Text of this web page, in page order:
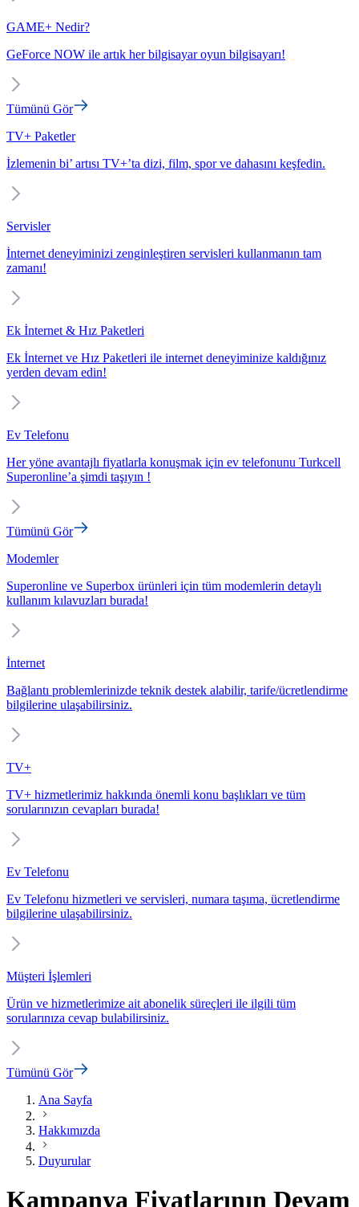
GAME+ Nedir?
GeForce NOW ile artık her bilgisayar oyun bilgisayarı!
Tümünü Gör
TV+ Paketler
İzlemenin bi’ artısı TV+’ta dizi, film, spor ve dahasını keşfedin.
Servisler
İnternet deneyiminizi zenginleştiren servisleri kullanmanın tam
zamanı!
Ek İnternet & Hız Paketleri
Ek İnternet ve Hız Paketleri ile internet deneyiminize kaldığınız
yerden devam edin!
Ev Telefonu
Her yöne avantajlı fiyatlarla konuşmak için ev telefonunu Turkcell
Superonline’a şimdi taşıyın !
Tümünü Gör
Modemler
Superonline ve Superbox ürünleri için tüm modemlerin detaylı
kullanım kılavuzları burada!
İnternet
Bağlantı problemlerinizde teknik destek alabilir, tarife/ücretlendirme
bilgilerine ulaşabilirsiniz.
TV+
TV+ hizmetlerimiz hakkında önemli konu başlıkları ve tüm
sorularınızın cevapları burada!
Ev Telefonu
Ev Telefonu hizmetleri ve servisleri, numara taşıma, ücretlendirme
bilgilerine ulaşabilirsiniz.
Müşteri İşlemleri
Ürün ve hizmetlerimize ait abonelik süreçleri ile ilgili tüm
sorularınıza cevap bulabilirsiniz.
Tümünü Gör
Ana Sayfa
Hakkımızda
Duyurular
Kampanya Fiyatlarının Devam